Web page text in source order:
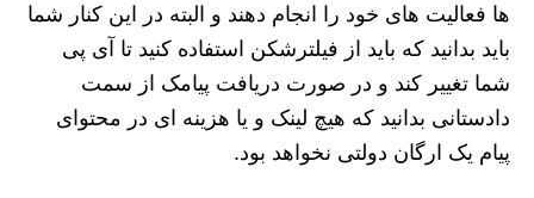
ها فعالیت های خود را انجام دهند و البته در این کنار شما
باید بدانید که باید از فیلترشکن استفاده کنید تا آی پی
شما تغییر کند و در صورت دریافت پیامک از سمت
دادستانی بدانید که هیچ لینک و یا هزینه ای در محتوای
پیام یک ارگان دولتی نخواهد بود.